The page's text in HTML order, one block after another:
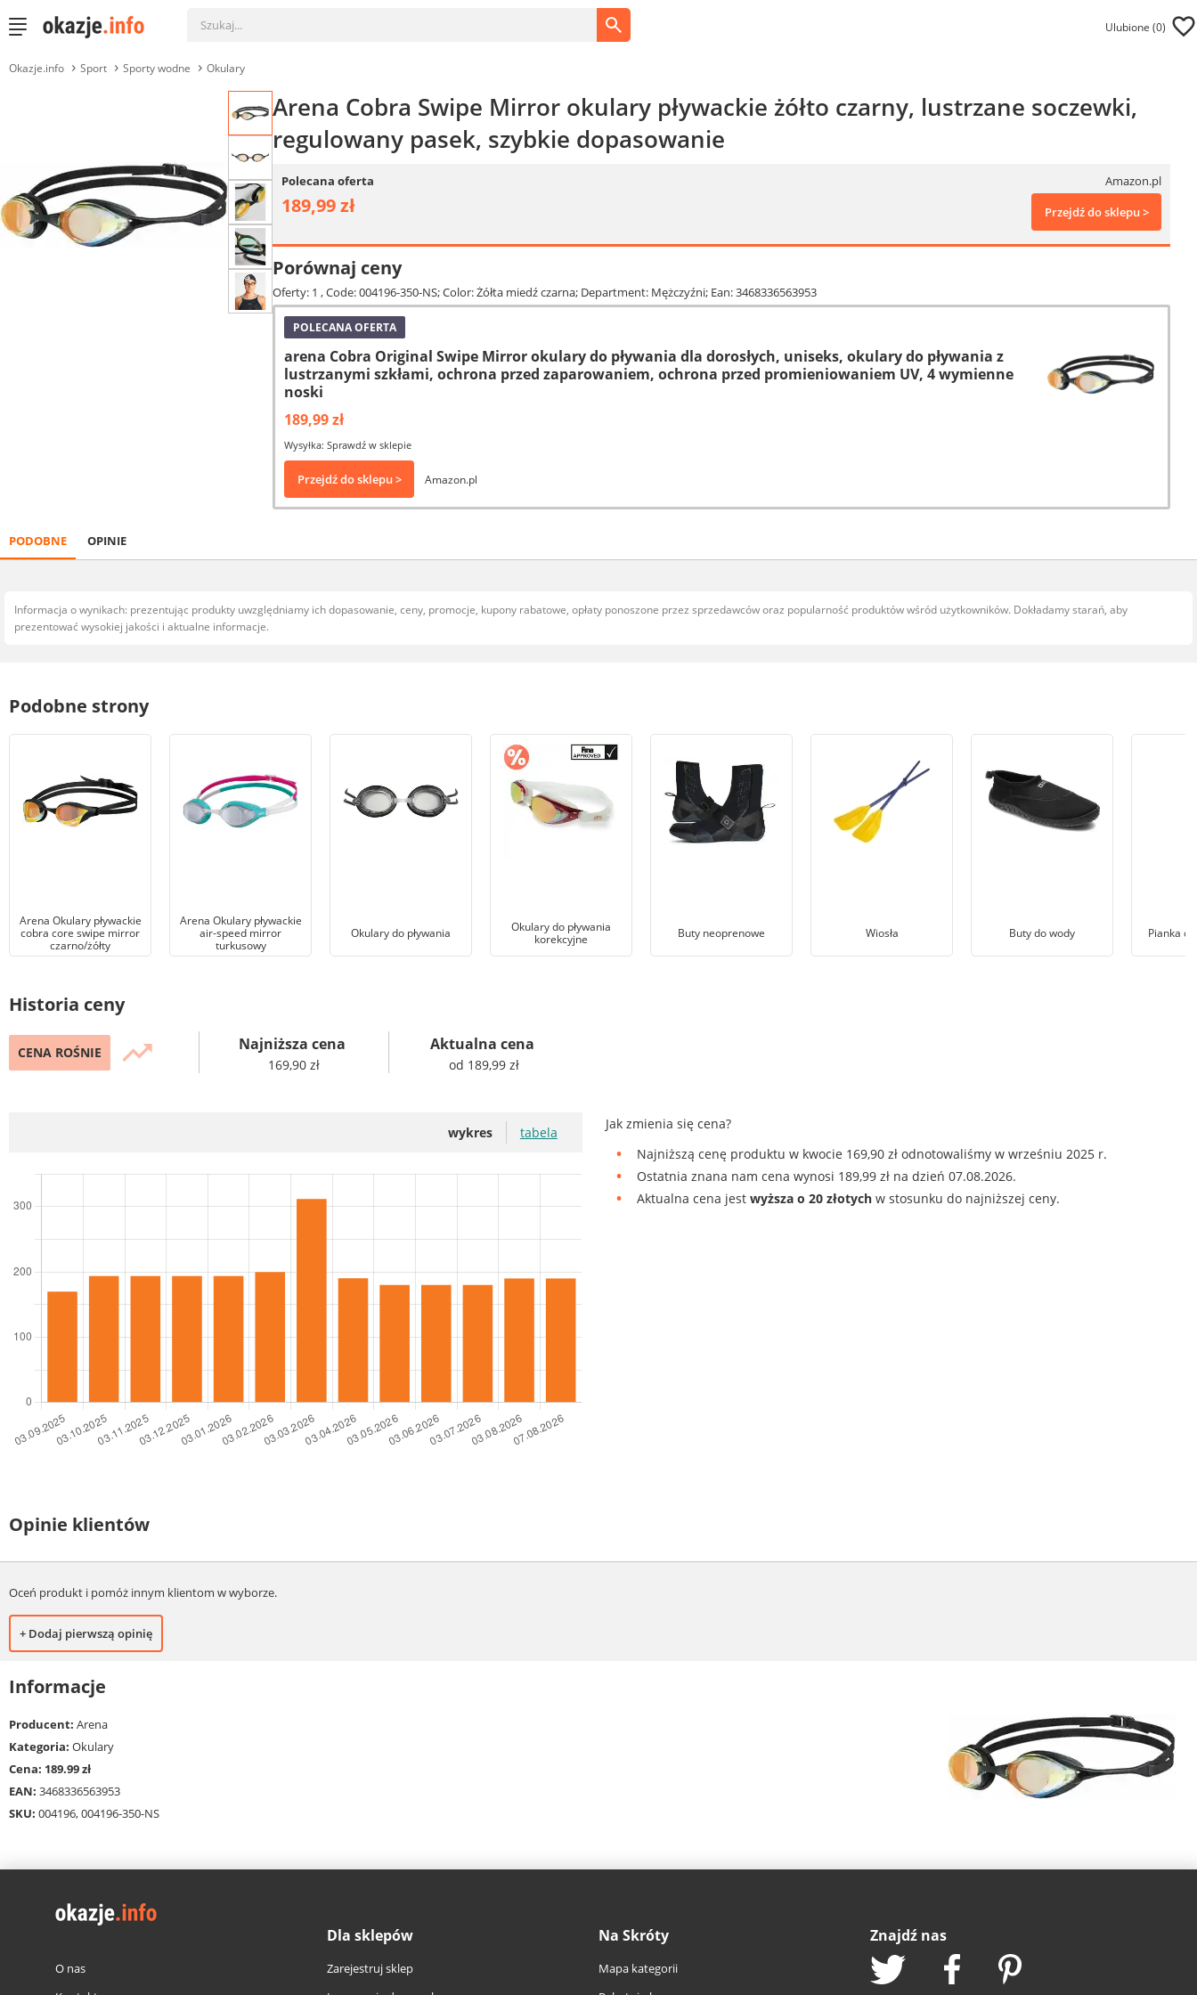
Ulubione (0)
Okazje.info Sport Sporty wodne Okulary
Arena Cobra Swipe Mirror okulary pływackie żółto czarny, lustrzane soczewki,
regulowany pasek, szybkie dopasowanie
Polecana oferta Amazon.pl
189,99 zł Przejdź do sklepu >
Porównaj ceny
Oferty: 1 , Code: 004196-350-NS; Color: Żółta miedź czarna; Department: Mężczyźni; Ean: 3468336563953
POLECANA OFERTA
arena Cobra Original Swipe Mirror okulary do pływania dla dorosłych, uniseks, okulary do pływania z
lustrzanymi szkłami, ochrona przed zaparowaniem, ochrona przed promieniowaniem UV, 4 wymienne
noski
189,99 zł
Wysyłka: Sprawdź w sklepie
Przejdź do sklepu > Amazon.pl
PODOBNE OPINIE
Informacja o wynikach: prezentując produkty uwzględniamy ich dopasowanie, ceny, promocje, kupony rabatowe, opłaty ponoszone przez sprzedawców oraz popularność produktów wśród użytkowników. Dokładamy starań, aby
prezentować wysokiej jakości i aktualne informacje.
Podobne strony
Arena Okulary pływackie
cobra core swipe mirror
czarno/żółty
Arena Okulary pływackie
air-speed mirror
turkusowy
Okulary do pływania
Okulary do pływania
korekcyjne
Buty neoprenowe Wiosła Buty do wody Pianka
Historia ceny
CENA ROŚNIE trending_up Najniższa cena
169,90 zł
Aktualna cena
od 189,99 zł
wykres tabela
Jak zmienia się cena?
Najniższą cenę produktu w kwocie 169,90 zł odnotowaliśmy w wrześniu 2025 r.
Ostatnia znana nam cena wynosi 189,99 zł na dzień 07.08.2026.
Aktualna cena jestwyższa o 20 złotych w stosunku do najniższej ceny.
Opinie klientów
Oceń produkt i pomóż innym klientom w wyborze.
+ Dodaj pierwszą opinię
Informacje
Producent: Arena
Kategoria: Okulary
Cena: 189.99 zł
EAN: 3468336563953
SKU: 004196, 004196-350-NS
O nas
Dla sklepów
Zarejestruj sklep
Na Skróty
Mapa kategorii
Znajdź nas